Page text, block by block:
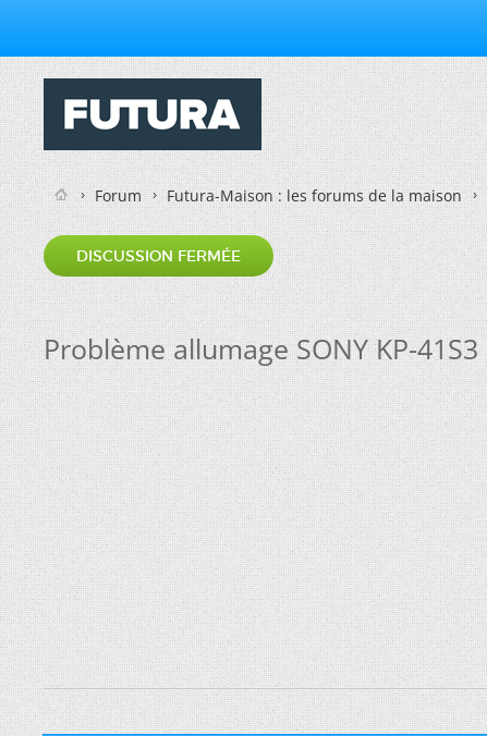
Forum Futura-Maison : les forums de la maison
DISCUSSION FERMÉE
Problème allumage SONY KP-41S3